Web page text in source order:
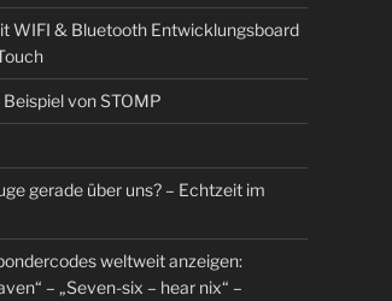
WIFI & Bluetooth Entwicklungsboard
von STOMP
gerade über uns? – Echtzeit im
weltweit anzeigen:
– „Seven-six – hear nix“ –